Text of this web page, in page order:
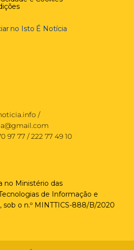
no Isto É Notícia
/
97 77 / 222 77 49 10
no Ministério das
de Informação e
sob o n.º MINTTICS-888/B/2020